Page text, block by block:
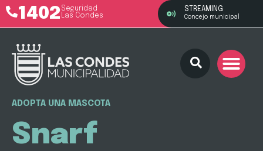
1402 Seguridad
Las Condes
STREAMING
Concejo municipal
ADOPTA UNA MASCOTA
Snarf